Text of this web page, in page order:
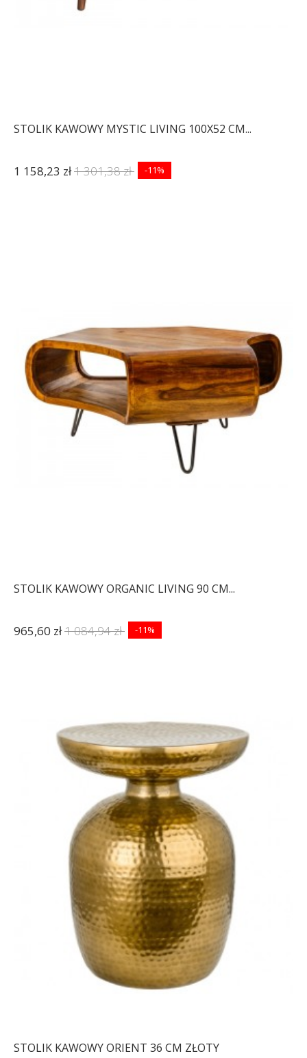
STOLIK KAWOWY MYSTIC LIVING 100X52 CM...
1 158,23 zł1 301,38 zł -11%
STOLIK KAWOWY ORGANIC LIVING 90 CM...
965,60 zł1 084,94 zł -11%
STOLIK KAWOWY ORIENT 36 CM ZŁOTY